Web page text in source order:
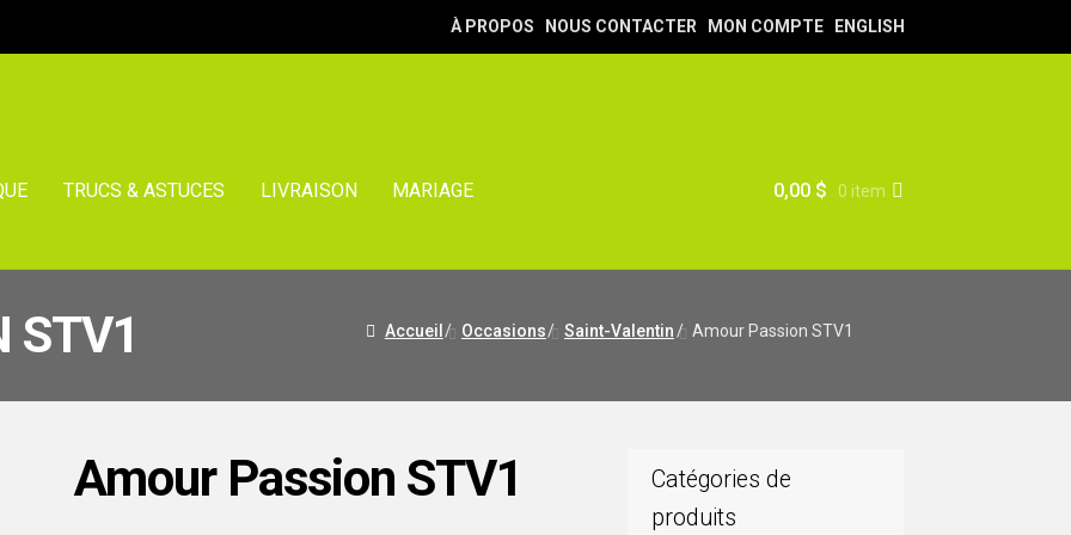
À PROPOS NOUS CONTACTER MON COMPTE ENGLISH
TRUCS & ASTUCES LIVRAISON MARIAGE 0,00 $ 0 item
STV1 Accueil / Occasions/ Saint-Valentin / Amour Passion STV1
Amour Passion STV1
Catégories de
produits